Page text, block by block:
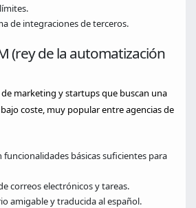
de integraciones de terceros.
(rey de la automatización
marketing y startups que buscan una
coste, muy popular entre agencias de
básicas suficientes para
correos electrónicos y tareas.
amigable y traducida al español.